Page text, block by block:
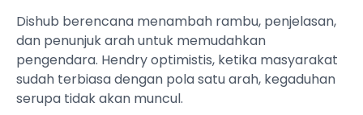
Dishub berencana menambah rambu, penjelasan,
dan penunjuk arah untuk memudahkan
pengendara. Hendry optimistis, ketika masyarakat
sudah terbiasa dengan pola satu arah, kegaduhan
serupa tidak akan muncul.